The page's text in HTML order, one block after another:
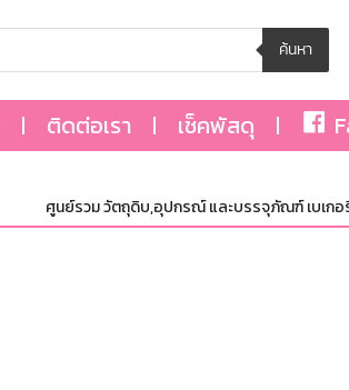
ค้นหา
ติดต่อเรา เช็คพัสดุ
ศูนย์รวม วัตถุดิบ,อุปกรณ์ และบรรจุภัณฑ์ เบเกอรี่